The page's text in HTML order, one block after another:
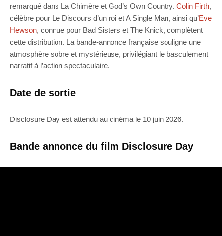
remarqué dans La Chimère et God’s Own Country. Colin Firth,
célèbre pour Le Discours d’un roi et A Single Man, ainsi qu’Eve
Hewson, connue pour Bad Sisters et The Knick, complètent
cette distribution. La bande-annonce française souligne une
atmosphère sobre et mystérieuse, privilégiant le basculement
narratif à l’action spectaculaire.
Date de sortie
Disclosure Day est attendu au cinéma le 10 juin 2026.
Bande annonce du film Disclosure Day